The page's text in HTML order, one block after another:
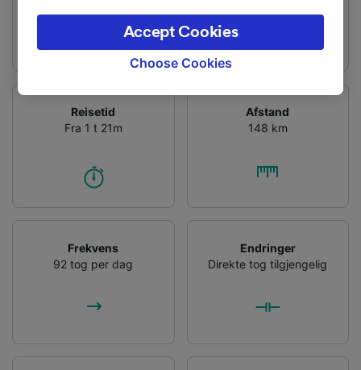
Reisetid
Fra 1 t 21m
Afstand
148 km
Frekvens
92 tog per dag
Endringer
Direkte tog tilgjengelig
the privacy policy page. These choices will be
signaled to our partners and will not affect
browsing data. Your data will not be used for
track you.
We and our partners process data to provide:
device characteristics for identification. Store
and/or access information on a device.
advertising and content measurement,
audience research and services development.
List of Partners
Choose Cookies
Accept Cookies